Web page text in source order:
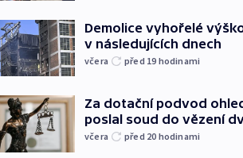
Demolice vyhořelé
v následujících dnech
včera před 19 hodinami
Za dotační podvod
poslal soud do vězení
včera před 20 hodinami